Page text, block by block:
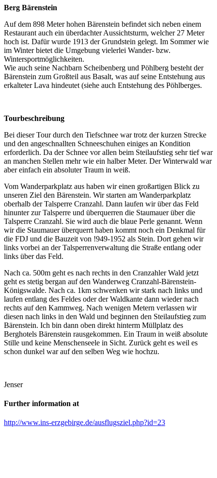
Berg Bärenstein
Auf dem 898 Meter hohen Bärenstein befindet sich neben einem
Restaurant auch ein überdachter Aussichtsturm, welcher 27 Meter
hoch ist. Dafür wurde 1913 der Grundstein gelegt. Im Sommer wie
im Winter bietet die Umgebung vielerlei Wander- bzw.
Wintersportmöglichkeiten.
Wie auch seine Nachbarn Scheibenberg und Pöhlberg besteht der
Bärenstein zum Großteil aus Basalt, was auf seine Entstehung aus
erkalteter Lava hindeutet (siehe auch Entstehung des Pöhlberges.
Tourbeschreibung
Bei dieser Tour durch den Tiefschnee war trotz der kurzen Strecke
und den angeschnallten Schneeschuhen einiges an Kondition
erforderlich. Da der Schnee vor allen beim Steilaufstieg sehr tief war
an manchen Stellen mehr wie ein halber Meter. Der Winterwald war
aber einfach ein absoluter Traum in weiß.
Vom Wanderparkplatz aus haben wir einen großartigen Blick zu
unseren Ziel den Bärenstein. Wir starten am Wanderparkplatz
oberhalb der Talsperre Cranzahl. Dann laufen wir über das Feld
hinunter zur Talsperre und überquerren die Staumauer über die
Talsperre Cranzahl. Sie wird auch die blaue Perle genannt. Wenn
wir die Staumauer überquerrt haben kommt noch ein Denkmal für
die FDJ und die Bauzeit von !949-1952 als Stein. Dort gehen wir
links vorbei an der Talsperrenverwaltung die Straße entlang oder
links über das Feld.
Nach ca. 500m geht es nach rechts in den Cranzahler Wald jetzt
geht es stetig bergan auf den Wanderweg Cranzahl-Bärenstein-
Königswalde. Nach ca. 1km schwenken wir stark nach links und
laufen entlang des Feldes oder der Waldkante dann wieder nach
rechts auf den Kammweg. Nach wenigen Metern verlassen wir
diesen nach links in den Wald und beginnen den Steilaufstieg zum
Bärenstein. Ich bin dann oben direkt hinterm Müllplatz des
Berghotels Bärenstein rausgekommen. Ein Traum in weiß absolute
Stille und keine Menschenseele in Sicht. Zurück geht es weil es
schon dunkel war auf den selben Weg wie hochzu.
Jenser
Further information at
http://www.ins-erzgebirge.de/ausflugsziel.php?id=23